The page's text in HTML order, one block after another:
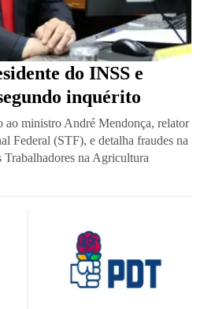
do INSS e
inquérito
ao ministro André Mendonça, relator
Federal (STF), e detalha fraudes na
na Agricultura